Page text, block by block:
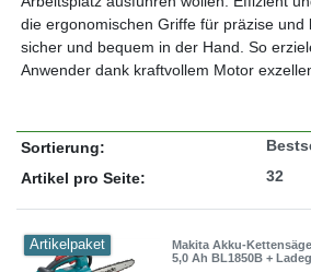
die ergonomischen Griffe für präzise und
sicher und bequem in der Hand. So
Anwender dank kraftvollem Motor
Sortierung:
Artikel pro Seite:
Artikelpaket
Makita Akku-
5,0 Ah BL1850B +